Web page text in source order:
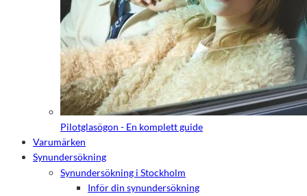
Pilotglasögon - En komplett guide
Varumärken
Synundersökning
Synundersökning i Stockholm
Inför din synundersökning